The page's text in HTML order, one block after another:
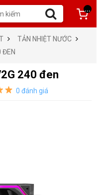
...
TẢN NHIỆT NƯỚC
ĐEN
240 đen
0 đánh giá